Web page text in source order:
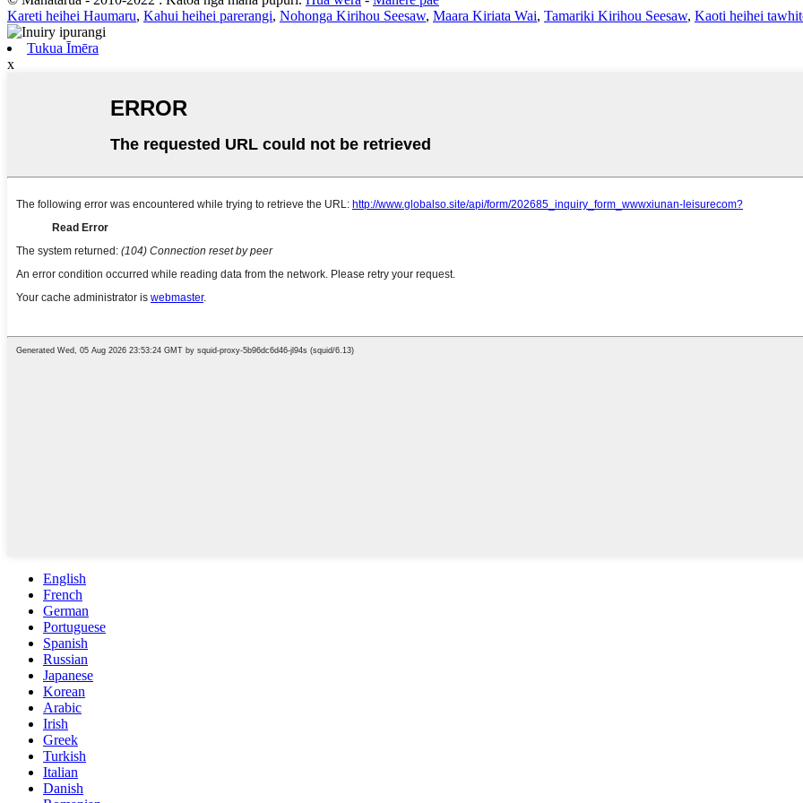
Kareti heihei Haumaru, Kahui heihei parerangi, Nohonga Kirihou Seesaw, Maara Kiriata Wai, Tamariki Kirihou Seesaw, Kaoti heihei
Tukua Īmēra
x
English
French
German
Portuguese
Spanish
Russian
Japanese
Korean
Arabic
Irish
Greek
Turkish
Italian
Danish